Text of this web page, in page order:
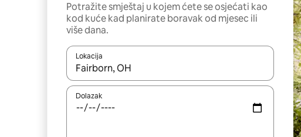
Potražite smještaj u kojem ćete se osjećati kao
kod kuće kad planirate boravak od mjesec ili
više dana.
Lokacija
Kada budu dostupni rezultati, moći ćete ih pregledati
Dolazak